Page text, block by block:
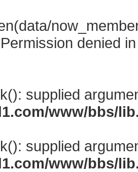
denied
supplied
www/bbs/
supplied
www/bbs/